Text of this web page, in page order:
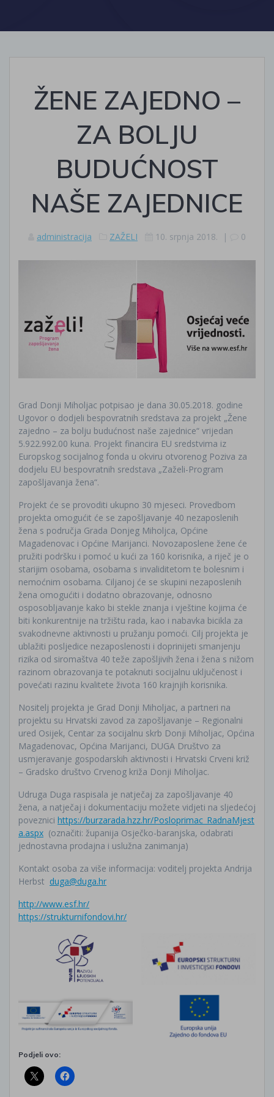
ŽENE ZAJEDNO –
ZA BOLJU
BUDUĆNOST
NAŠE ZAJEDNICE
administracija ZAŽELI 10. srpnja 2018. | 0
Grad Donji Miholjac potpisao je dana 30.05.2018. godine
Ugovor o dodjeli bespovratnih sredstava za projekt „Žene
zajedno – za bolju budućnost naše zajednice“ vrijedan
5.922.992.00 kuna. Projekt financira EU sredstvima iz
Europskog socijalnog fonda u okviru otvorenog Poziva za
dodjelu EU bespovratnih sredstava „Zaželi-Program
zapošljavanja žena“.
Projekt će se provoditi ukupno 30 mjeseci. Provedbom
projekta omogućit će se zapošljavanje 40 nezaposlenih
žena s područja Grada Donjeg Miholjca, Općine
Magadenovac i Općine Marijanci. Novozaposlene žene će
pružiti podršku i pomoć u kući za 160 korisnika, a riječ je o
starijim osobama, osobama s invaliditetom te bolesnim i
nemoćnim osobama. Ciljanoj će se skupini nezaposlenih
žena omogućiti i dodatno obrazovanje, odnosno
osposobljavanje kako bi stekle znanja i vještine kojima će
biti konkurentnije na tržištu rada, kao i nabavka bicikla za
svakodnevne aktivnosti u pružanju pomoći. Cilj projekta je
ublažiti posljedice nezaposlenosti i doprinijeti smanjenju
rizika od siromaštva 40 teže zapošljivih žena i žena s nižom
razinom obrazovanja te potaknuti socijalnu uključenost i
povećati razinu kvalitete života 160 krajnjih korisnika.
Nositelj projekta je Grad Donji Miholjac, a partneri na
projektu su Hrvatski zavod za zapošljavanje – Regionalni
ured Osijek, Centar za socijalnu skrb Donji Miholjac, Općina
Magadenovac, Općina Marijanci, DUGA Društvo za
usmjeravanje gospodarskih aktivnosti i Hrvatski Crveni križ
– Gradsko društvo Crvenog križa Donji Miholjac.
Udruga Duga raspisala je natječaj za zapošljavanje 40
žena, a natječaj i dokumentaciju možete vidjeti na sljedećoj
poveznici https://burzarada.hzz.hr/Posloprimac_RadnaMjest
a.aspx (označiti: županija Osječko-baranjska, odabrati
jednostavna prodajna i uslužna zanimanja)
Kontakt osoba za više informacija: voditelj projekta Andrija
Herbst duga@duga.hr
http://www.esf.hr/
https://strukturnifondovi.hr/
Podjeli ovo: